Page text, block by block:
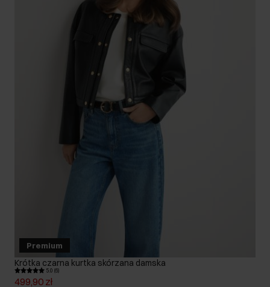
Premium
Krótka czarna kurtka skórzana damska
5.0 (6)
499,90 zł